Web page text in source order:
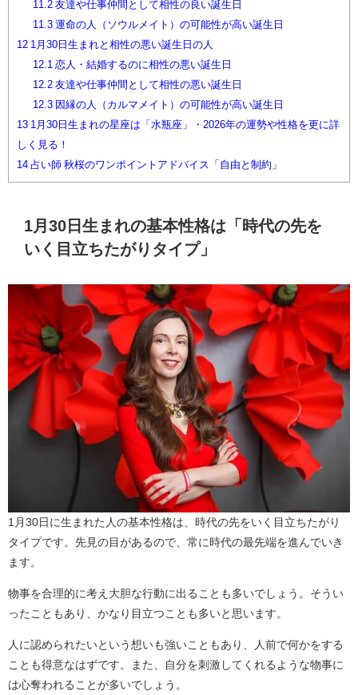
11.2友達や仕事仲間として相性の良い誕生日
11.3運命の人（ソウルメイト）の可能性が高い誕生日
12 1月30日生まれと相性の悪い誕生日の人
12.1 恋人・結婚するのに相性の悪い誕生日
12.2友達や仕事仲間として相性の悪い誕生日
12.3因縁の人（カルマメイト）の可能性が高い誕生日
13 1月30日生まれの星座は「水瓶座」・2026年の運勢や性格を更に詳
しく見る！
14 占い師 秋桜のワンポイントアドバイス「自由と制約」
1月30日生まれの基本性格は「時代の先を
いく目立ちたがりタイプ」
1月30日に生まれた人の基本性格は、時代の先をいく目立ちたがり
タイプです。先見の目があるので、常に時代の最先端を進んでいき
ます。
物事を合理的に考え大胆な行動に出ることも多いでしょう。そうい
ったこともあり、かなり目立つことも多いと思います。
人に認められたいという想いも強いこともあり、人前で何かをする
ことも得意なはずです。また、自分を刺激してくれるような物事に
は心奪われることが多いでしょう。